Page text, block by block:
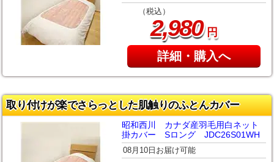
（税込）
2,980円
詳細・購入へ
取り付けが楽でさらっとした肌触りのふとんカバー
昭和西川 カナダ産羽毛用白ネット
掛カバー Sロング JDC26S01WH
08月10日お届け可能